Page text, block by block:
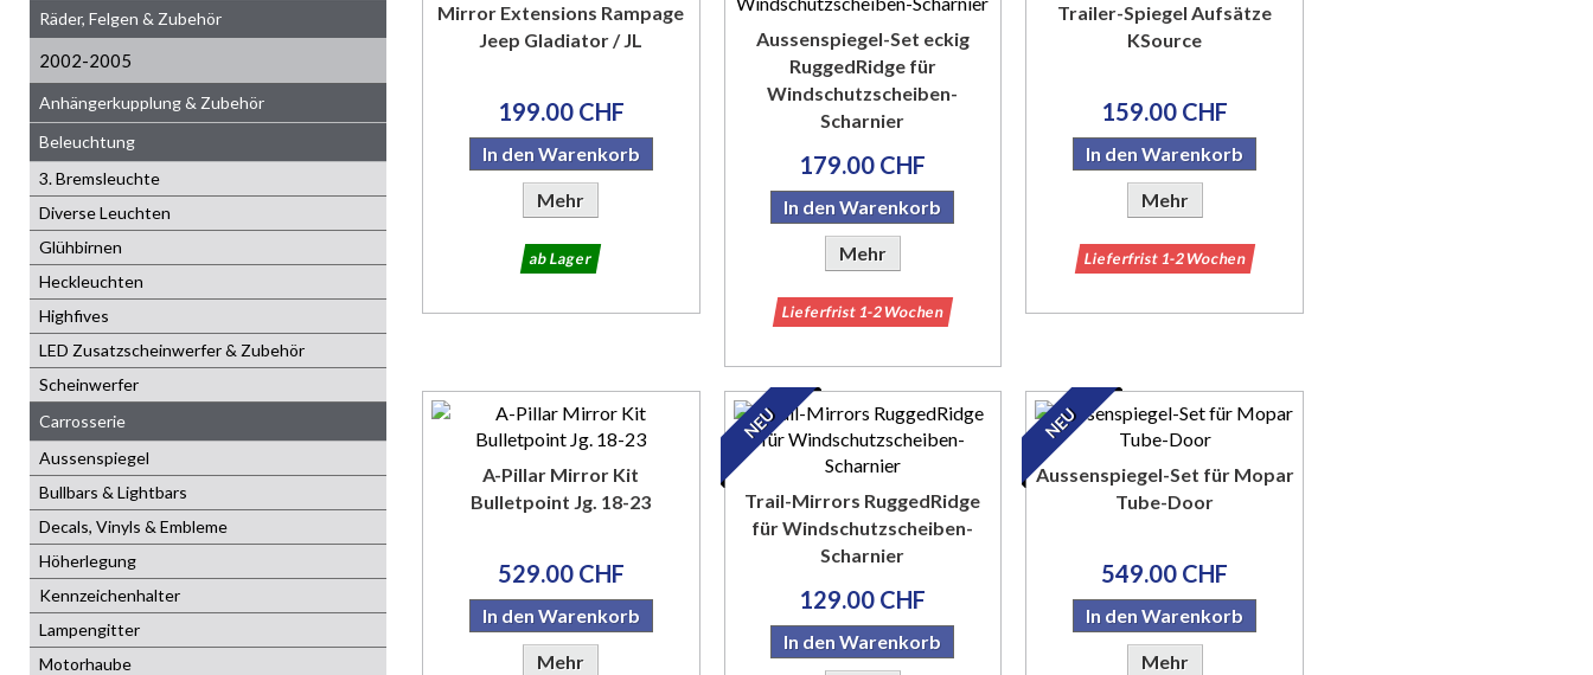
Räder, Felgen & Zubehör
2002-2005
Anhängerkupplung & Zubehör
Beleuchtung
3. Bremsleuchte
Diverse Leuchten
Glühbirnen
Heckleuchten
Highfives
LED Zusatzscheinwerfer & Zubehör
Scheinwerfer
Carrosserie
Aussenspiegel
Bullbars & Lightbars
Decals, Vinyls & Embleme
Höherlegung
Kennzeichenhalter
Lampengitter
Motorhaube
Mirror Extensions Rampage
Jeep Gladiator / JL
199.00 CHF
In den Warenkorb
Mehr
ab Lager
Aussenspiegel-Set eckig
RuggedRidge für
Windschutzscheiben-
Scharnier
179.00 CHF
In den Warenkorb
Mehr
Lieferfrist 1-2 Wochen
Trailer-Spiegel Aufsätze
KSource
159.00 CHF
In den Warenkorb
Mehr
Lieferfrist 1-2 Wochen
A-Pillar Mirror Kit
Bulletpoint Jg. 18-23
529.00 CHF
In den Warenkorb
Mehr
NEU
Trail-Mirrors RuggedRidge
für Windschutzscheiben-
Scharnier
129.00 CHF
In den Warenkorb
NEU
Aussenspiegel-Set für Mopar
Tube-Door
549.00 CHF
In den Warenkorb
Mehr